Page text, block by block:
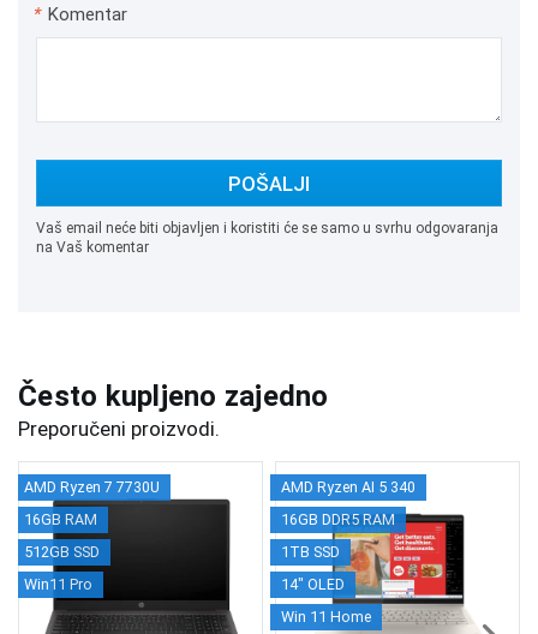
* Komentar
POŠALJI
Vaš email neće biti objavljen i koristiti će se samo u svrhu odgovaranja
na Vaš komentar
Često kupljeno zajedno
Preporučeni proizvodi.
AMD Ryzen 7 7730U
16GB RAM
512GB SSD
Win11 Pro
AMD Ryzen AI 5 340
16GB DDR5 RAM
1TB SSD
14" OLED
Win 11 Home